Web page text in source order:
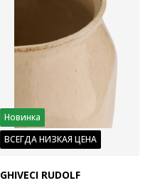
Новинка
ВСЕГДА НИЗКАЯ ЦЕНА
GHIVECI RUDOLF